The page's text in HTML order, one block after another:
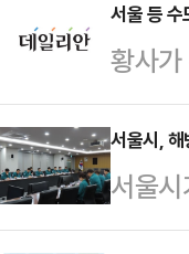
서울 등
황사
주의
가 2시
다고
재 황
서울시,
서울
292개